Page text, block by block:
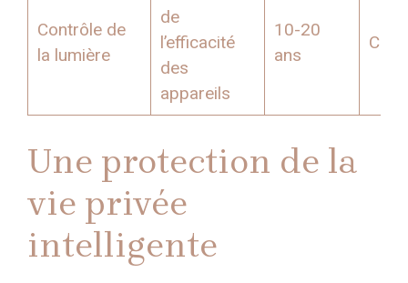
Contrôle de
la lumière
de
l’efficacité
des
appareils
10-20
ans
Une protection de la
vie privée
intelligente